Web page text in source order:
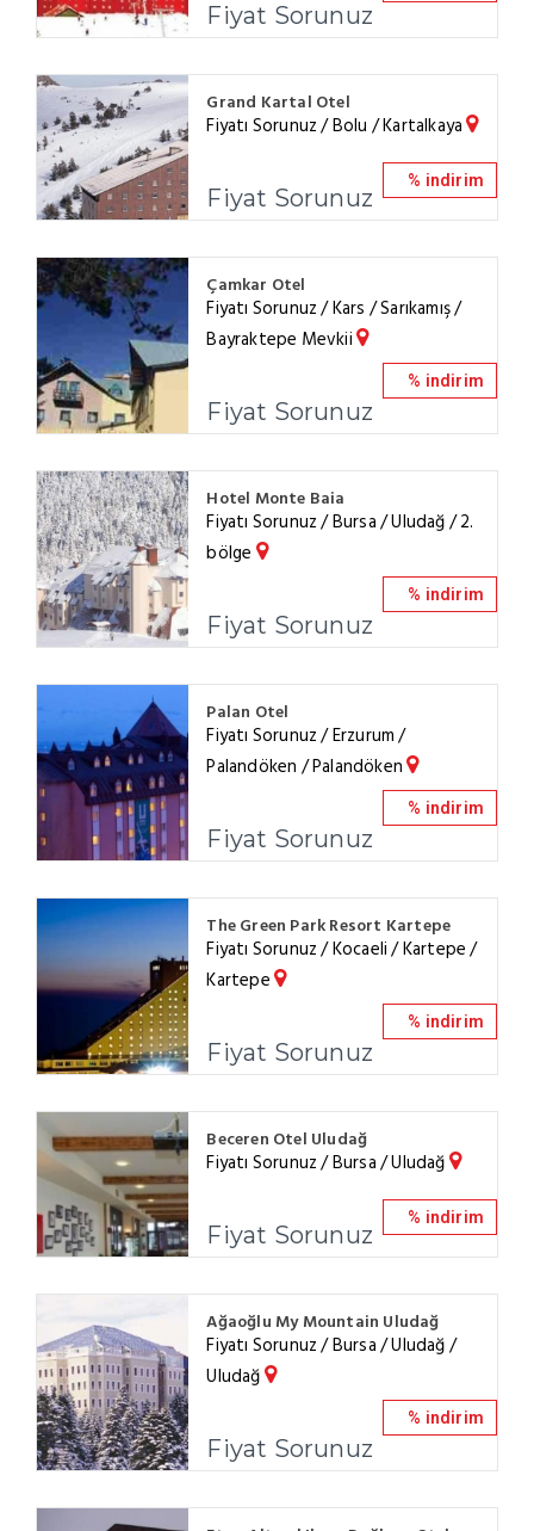
Fiyat Sorunuz
Grand Kartal Otel
Fiyatı Sorunuz / Bolu / Kartalkaya
Fiyat Sorunuz
% indirim
Çamkar Otel
Fiyatı Sorunuz / Kars / Sarıkamış /
Bayraktepe Mevkii
Fiyat Sorunuz
% indirim
Hotel Monte Baia
Fiyatı Sorunuz / Bursa / Uludağ / 2.
bölge
Fiyat Sorunuz
% indirim
Palan Otel
Fiyatı Sorunuz / Erzurum /
Palandöken / Palandöken
Fiyat Sorunuz
% indirim
The Green Park Resort Kartepe
Fiyatı Sorunuz / Kocaeli / Kartepe /
Kartepe
Fiyat Sorunuz
% indirim
Beceren Otel Uludağ
Fiyatı Sorunuz / Bursa / Uludağ
Fiyat Sorunuz
% indirim
Ağaoğlu My Mountain Uludağ
Fiyatı Sorunuz / Bursa / Uludağ /
Uludağ
Fiyat Sorunuz
% indirim